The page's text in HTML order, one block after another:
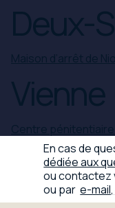
Deux-
Maison d’arrêt de
Centre
En cas de
dédiée aux
ou contactez
ou pare-mail,